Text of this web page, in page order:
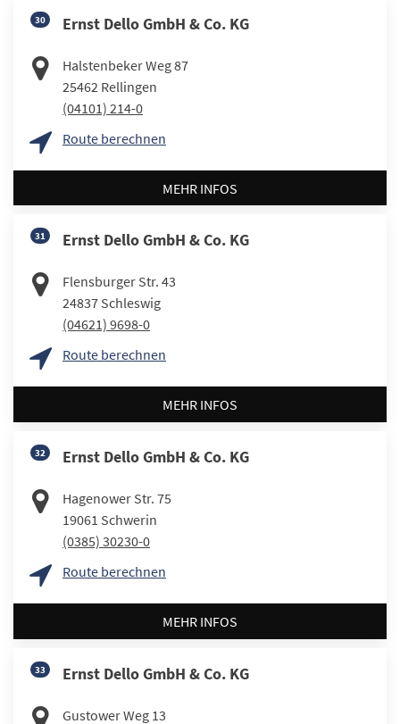
30 Ernst Dello GmbH & Co. KG
Halstenbeker Weg 87
25462 Rellingen
(04101) 214-0
Route berechnen
MEHR INFOS
31 Ernst Dello GmbH & Co. KG
Flensburger Str. 43
24837 Schleswig
(04621) 9698-0
Route berechnen
MEHR INFOS
32 Ernst Dello GmbH & Co. KG
Hagenower Str. 75
19061 Schwerin
(0385) 30230-0
Route berechnen
MEHR INFOS
33 Ernst Dello GmbH & Co. KG
Gustower Weg 13